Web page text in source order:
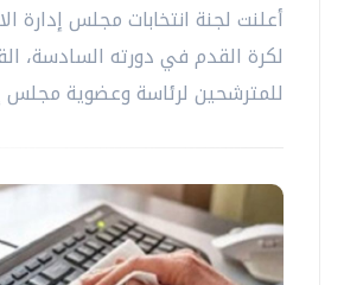
أعلنت لجنة انتخابات مجلس إدارة
لكرة القدم في دورته السادسة،
للمترشحين لرئاسة وعضوية مجلس